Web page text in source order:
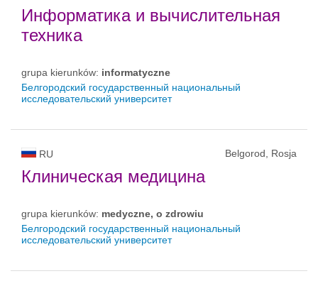
Информатика и вычислительная
техника
grupa kierunków: informatyczne
Белгородский государственный национальный
исследовательский университет
RU Belgorod, Rosja
Клиническая медицина
grupa kierunków: medyczne, o zdrowiu
Белгородский государственный национальный
исследовательский университет